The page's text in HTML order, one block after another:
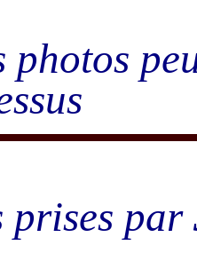
photos
prises par